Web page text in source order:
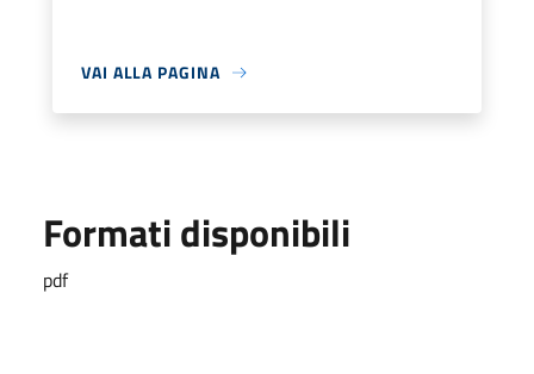
VAI ALLA PAGINA
Formati disponibili
pdf